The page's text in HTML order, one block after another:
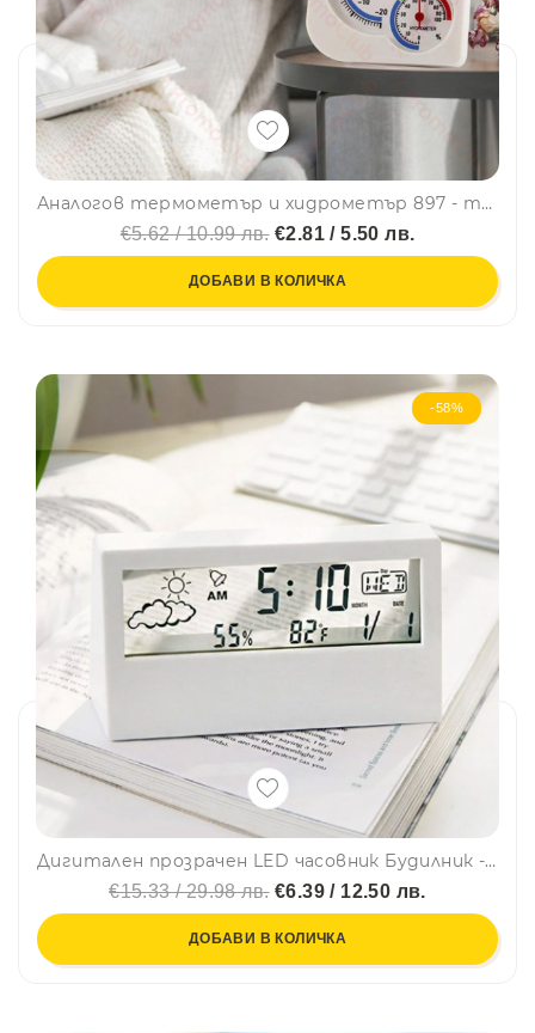
Аналогов термометър и хидрометър 897 - температурата и влажност
€5.62 / 10.99 лв.€2.81 / 5.50 лв.
ДОБАВИ В КОЛИЧКА
-58%
Дигитален прозрачен LED часовник Будилник - Бял 618G
€15.33 / 29.98 лв.€6.39 / 12.50 лв.
ДОБАВИ В КОЛИЧКА